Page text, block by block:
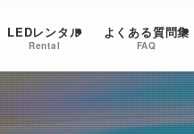
LEDレンタル
Rental
よくある質問集
FAQ